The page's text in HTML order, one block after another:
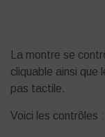
La montre se
cliquable ainsi que
pas tactile.
Voici les contrôles :